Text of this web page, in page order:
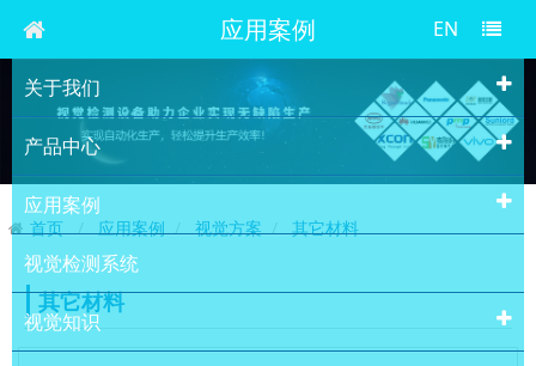
应用案例 EN
关于我们
产品中心
应用案例
视觉检测系统
视觉知识
首页 应用案例 视觉方案 其它材料
其它材料